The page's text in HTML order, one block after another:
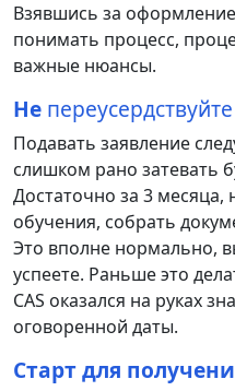
Взявшись за оформление
понимать процесс,
важные нюансы.
Не переусердствуйте
Подавать заявление
слишком рано затевать
Достаточно за 3 месяца,
обучения, собрать
Это вполне нормально,
успеете. Раньшеэто
CAS оказался на руках
оговоренной даты.
Старт для